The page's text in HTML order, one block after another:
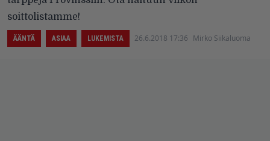
soittolistamme!
ÄÄNTÄ ASIAA LUKEMISTA 26.6.2018 17:36 Mirko Siikaluoma